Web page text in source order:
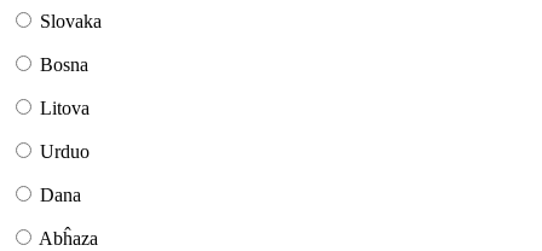
Slovaka
Bosna
Litova
Urduo
Dana
Abĥaza